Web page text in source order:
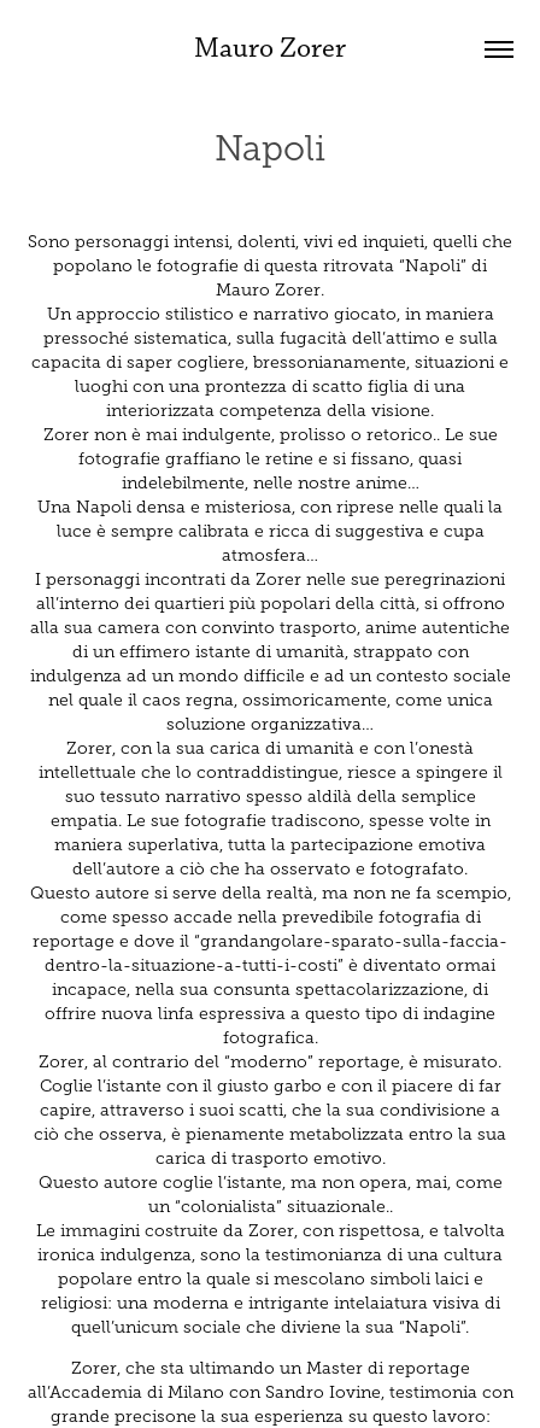
Mauro Zorer
Napoli
Sono personaggi intensi, dolenti, vivi ed inquieti, quelli che
popolano le fotografie di questa ritrovata “Napoli” di
Mauro Zorer.
Un approccio stilistico e narrativo giocato, in maniera
pressoché sistematica, sulla fugacità dell’attimo e sulla
capacita di saper cogliere, bressonianamente, situazioni e
luoghi con una prontezza di scatto figlia di una
interiorizzata competenza della visione.
Zorer non è mai indulgente, prolisso o retorico.. Le sue
fotografie graffiano le retine e si fissano, quasi
indelebilmente, nelle nostre anime…
Una Napoli densa e misteriosa, con riprese nelle quali la
luce è sempre calibrata e ricca di suggestiva e cupa
atmosfera…
I personaggi incontrati da Zorer nelle sue peregrinazioni
all’interno dei quartieri più popolari della città, si offrono
alla sua camera con convinto trasporto, anime autentiche
di un effimero istante di umanità, strappato con
indulgenza ad un mondo difficile e ad un contesto sociale
nel quale il caos regna, ossimoricamente, come unica
soluzione organizzativa…
Zorer, con la sua carica di umanità e con l’onestà
intellettuale che lo contraddistingue, riesce a spingere il
suo tessuto narrativo spesso aldilà della semplice
empatia. Le sue fotografie tradiscono, spesse volte in
maniera superlativa, tutta la partecipazione emotiva
dell’autore a ciò che ha osservato e fotografato.
Questo autore si serve della realtà, ma non ne fa scempio,
come spesso accade nella prevedibile fotografia di
reportage e dove il “grandangolare-sparato-sulla-faccia-
dentro-la-situazione-a-tutti-i-costi” è diventato ormai
incapace, nella sua consunta spettacolarizzazione, di
offrire nuova linfa espressiva a questo tipo di indagine
fotografica.
Zorer, al contrario del “moderno” reportage, è misurato.
Coglie l’istante con il giusto garbo e con il piacere di far
capire, attraverso i suoi scatti, che la sua condivisione a
ciò che osserva, è pienamente metabolizzata entro la sua
carica di trasporto emotivo.
Questo autore coglie l’istante, ma non opera, mai, come
un “colonialista” situazionale..
Le immagini costruite da Zorer, con rispettosa, e talvolta
ironica indulgenza, sono la testimonianza di una cultura
popolare entro la quale si mescolano simboli laici e
religiosi: una moderna e intrigante intelaiatura visiva di
quell’unicum sociale che diviene la sua “Napoli”.
Zorer, che sta ultimando un Master di reportage
all’Accademia di Milano con Sandro Iovine, testimonia con
grande precisone la sua esperienza su questo lavoro: